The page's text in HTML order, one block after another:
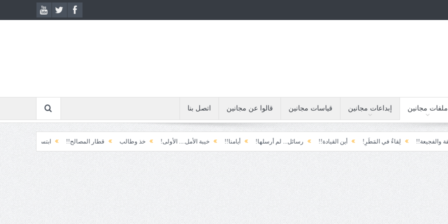
ملفات مجانين إبداعات مجانين قياسات مجانين قالوا عن مجانين اتصل بنا
لِقاءُ في المَطَرِ! أين القيادة!! رسائل... لم أرسلها! أيامنا!! خيبة الأمل.... الأولى! خذ وطالب قطار المصالح!! ابتسامة الطوارئ! المكوّن